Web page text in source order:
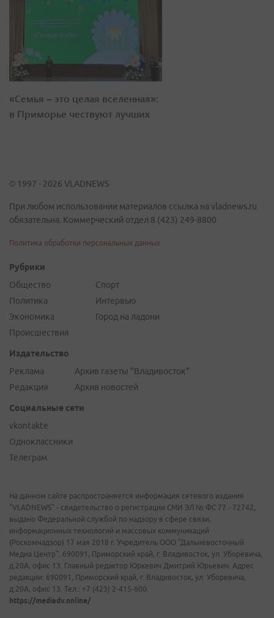
«Семья – это целая вселенная»:
в Приморье чествуют лучших
© 1997 - 2026 VLADNEWS
При любом использовании материалов ссылка на vladnews.ru
обязательна. Коммерческий отдел 8 (423) 249-8800
Политика обработки персональных данных
Рубрики
Общество
Политика
Экономика
Происшествия
Спорт
Интервью
Город на ладони
Издательство
Реклама
Редакция
Архив газеты "Владивосток"
Архив новостей
Социальные сети
vkontakte
Одноклассники
Телеграм
На данном сайте распространяется информация сетевого издания
"VLADNEWS" - свидетельство о регистрации СМИ ЭЛ № ФС 77 - 72742,
выдано Федеральной службой по надзору в сфере связи,
информационных технологий и массовых коммуникаций
(Роскомнадзор) 17 мая 2018 г. Учредитель ООО "Дальневосточный
Медиа Центр". 690091, Приморский край, г. Владивосток, ул. Уборевича,
д.20А, офис 13. Главный редактор Юркевич Дмитрий Юрьевич. Адрес
редакции: 690091, Приморский край, г. Владивосток, ул. Уборевича,
д.20А, офис 13. Тел.: +7 (423) 2-415-600.
https://mediadv.online/